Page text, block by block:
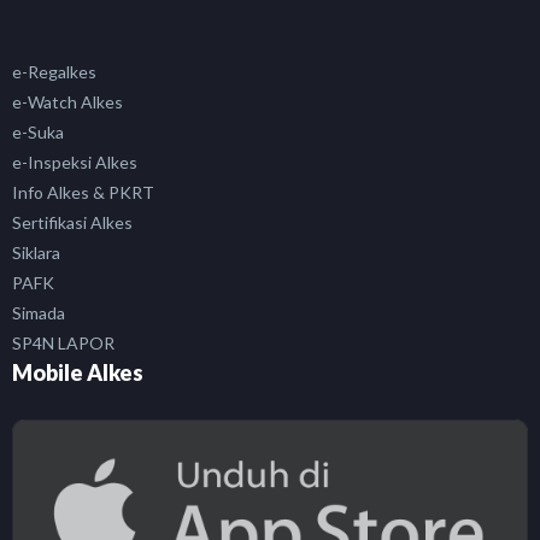
e-Regalkes
e-Watch Alkes
e-Suka
e-Inspeksi Alkes
Info Alkes & PKRT
Sertifikasi Alkes
Siklara
PAFK
Simada
SP4N LAPOR
Mobile Alkes